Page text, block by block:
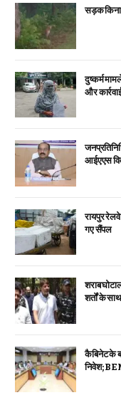
सड़क
दुष्कर्म
और
आईएएस
रायपुर
गए सैंपल
शराब
शर्तों के
कैबिनेट के
निवेश;